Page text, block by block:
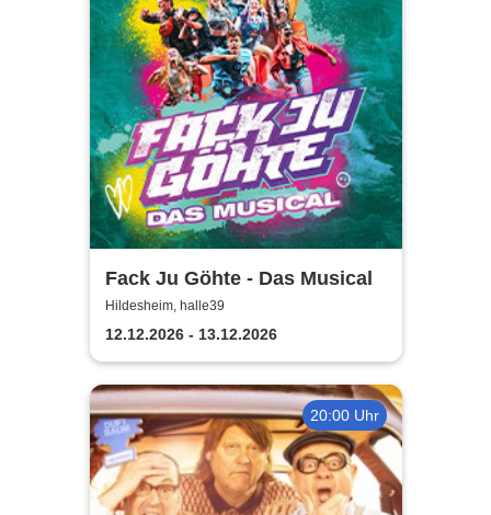
Fack Ju Göhte - Das Musical
Hildesheim, halle39
12.12.2026 - 13.12.2026
20:00 Uhr